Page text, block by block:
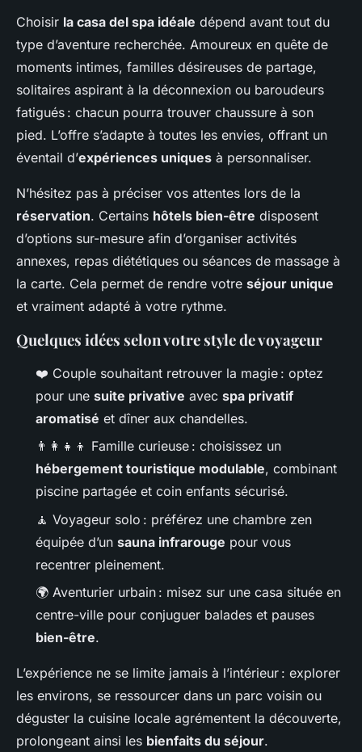
Choisir la casa del spa idéale dépend avant tout du
type d’aventure recherchée. Amoureux en quête de
moments intimes, familles désireuses de partage,
solitaires aspirant à la déconnexion ou baroudeurs
fatigués : chacun pourra trouver chaussure à son
pied. L’offre s’adapte à toutes les envies, offrant un
éventail d’expériences uniques à personnaliser.
N’hésitez pas à préciser vos attentes lors de la
réservation. Certains hôtels bien-être disposent
d’options sur-mesure afin d’organiser activités
annexes, repas diététiques ou séances de massage à
la carte. Cela permet de rendre votre séjour unique
et vraiment adapté à votre rythme.
Quelques idées selon votre style de voyageur
❤️ Couple souhaitant retrouver la magie : optez
pour une suite privative avec spa privatif
aromatisé et dîner aux chandelles.
👨‍👩‍👧‍👦 Famille curieuse : choisissez un
hébergement touristique modulable, combinant
piscine partagée et coin enfants sécurisé.
🧘 Voyageur solo : préférez une chambre zen
équipée d’un sauna infrarouge pour vous
recentrer pleinement.
🌍 Aventurier urbain : misez sur une casa située en
centre-ville pour conjuguer balades et pauses
bien-être.
L’expérience ne se limite jamais à l’intérieur : explorer
les environs, se ressourcer dans un parc voisin ou
déguster la cuisine locale agrémentent la découverte,
prolongeant ainsi les bienfaits du séjour.